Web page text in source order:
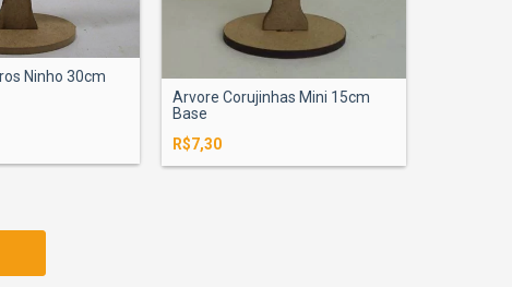
Ninho 30cm
Arvore Corujinhas Mini 15cm
Base
R$7,30